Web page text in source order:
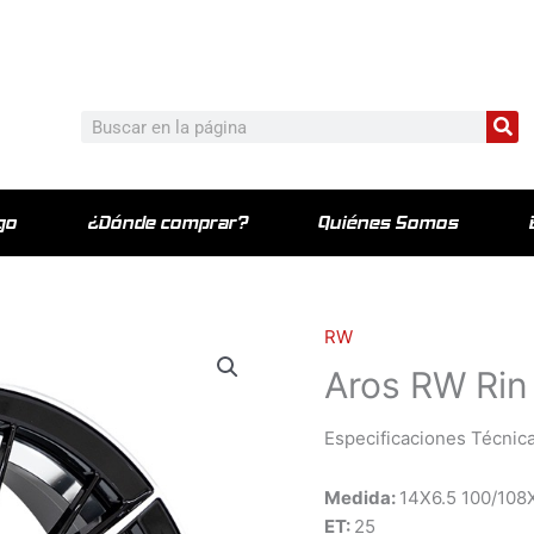
Buscar
¿Dónde comprar? Quiénes Somos
RW
Aros RW
Especificaciones
Medida: 14X6.5 100/
ET: 25